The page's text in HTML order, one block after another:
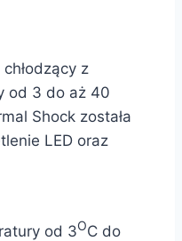
z
od 3 do aż 40
Shock została
LED oraz
od 3OC do